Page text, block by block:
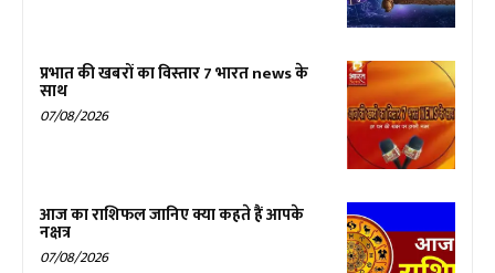
प्रभात की खबरों का विस्तार 7 भारत news के
साथ
07/08/2026
आज का राशिफल जानिए क्या कहते हैं आपके
नक्षत्र
07/08/2026